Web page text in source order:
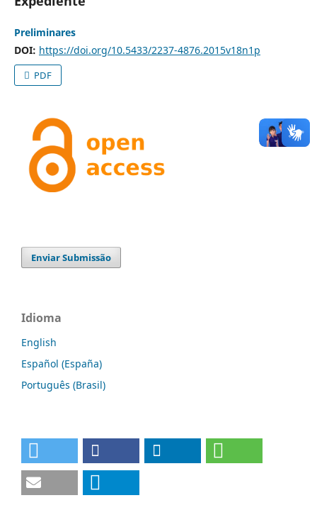
Preliminares
DOI: https://doi.org/10.5433/2237-4876.2015v18n1p
PDF
Enviar Submissão
Idioma
English
Español (España)
Português (Brasil)